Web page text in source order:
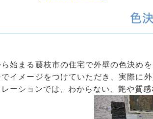
色
ら始まる藤枝市の住宅で外壁の色決め
でイメージをつけていただき、実際に
レーションでは、わからない、艶や質感